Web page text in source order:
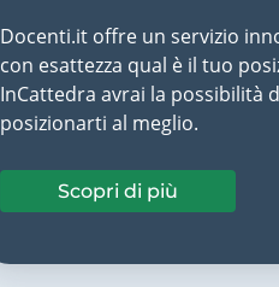
Docenti.it offre un servizio
con esattezza qual è il tuo
InCattedra avrai la possibilità
posizionarti al meglio.
Scopri di più